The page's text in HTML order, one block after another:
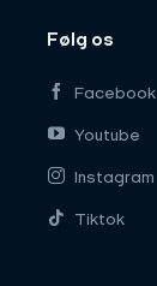
Følg os
Facebook
Youtube
Instagram
Tiktok